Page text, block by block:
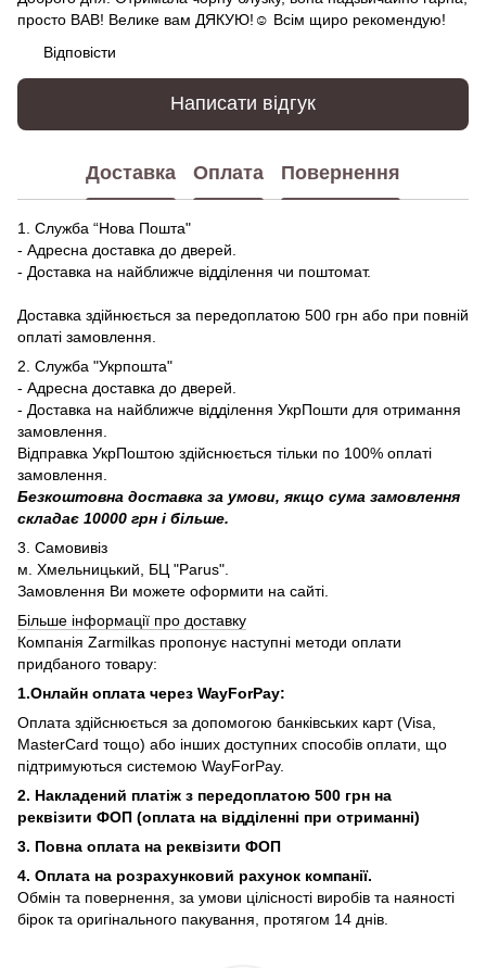
просто ВАВ! Велике вам ДЯКУЮ!☺️ Всім щиро рекомендую!
Відповісти
Написати відгук
Доставка Оплата Повернення
1. Служба “Нова Пошта"
- Адресна доставка до дверей.
- Доставка на найближче відділення чи поштомат.
Доставка здійнюється за передоплатою 500 грн або при повній
оплаті замовлення.
2. Служба "Укрпошта"
- Адресна доставка до дверей.
- Доставка на найближче відділення УкрПошти для отримання
замовлення.
Відправка УкрПоштою здійснюється тільки по 100% оплаті
замовлення.
Безкоштовна доставка за умови, якщо сума замовлення
складає 10000 грн і більше.
3. Самовивіз
м. Хмельницький, БЦ "Parus".
Замовлення Ви можете оформити на сайті.
Більше інформації про доставку
Компанія Zarmilkas пропонує наступні методи оплати
придбаного товару:
1.Онлайн оплата через WayForPay:
Оплата здійснюється за допомогою банківських карт (Visa,
MasterCard тощо) або інших доступних способів оплати, що
підтримуються системою WayForPay.
2. Накладений платіж з передоплатою 500 грн на
реквізити ФОП (оплата на відділенні при отриманні)
3. Повна оплата на реквізити ФОП
4. Оплата на розрахунковий рахунок компанії.
Обмін та повернення, за умови цілісності виробів та наяності
бірок та оригінального пакування, протягом 14 днів.